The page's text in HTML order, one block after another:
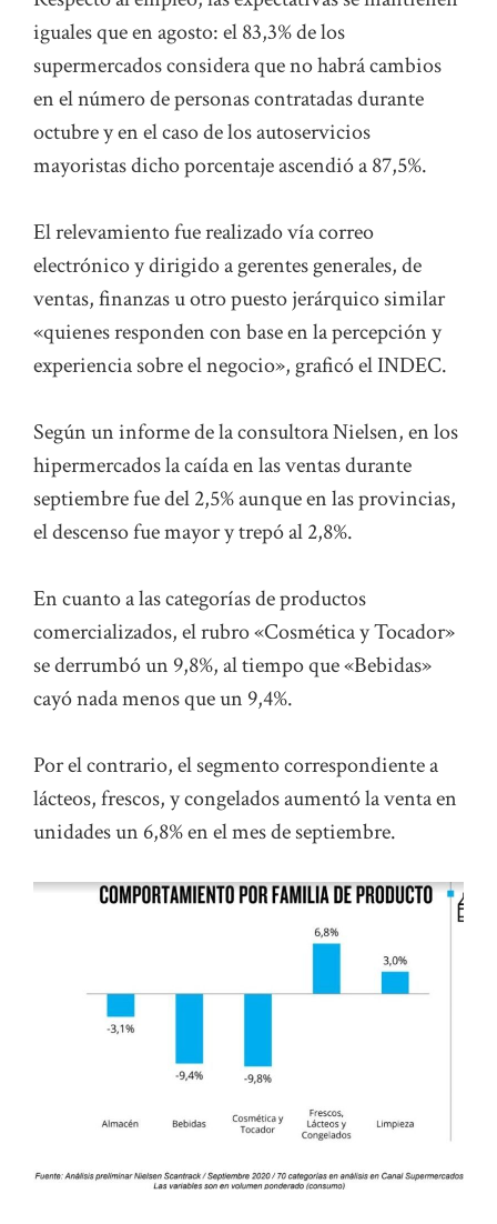
iguales que en agosto: el 83,3% de los
supermercados considera que no habrá cambios
en el número de personas contratadas durante
octubre y en el caso de los autoservicios
mayoristas dicho porcentaje ascendió a 87,5%.
El relevamiento fue realizado vía correo
electrónico y dirigido a gerentes generales, de
ventas, finanzas u otro puesto jerárquico similar
«quienes responden con base en la percepción y
experiencia sobre el negocio», graficó el INDEC.
Según un informe de la consultora Nielsen, en los
hipermercados la caída en las ventas durante
septiembre fue del 2,5% aunque en las provincias,
el descenso fue mayor y trepó al 2,8%.
En cuanto a las categorías de productos
comercializados, el rubro «Cosmética y Tocador»
se derrumbó un 9,8%, al tiempo que «Bebidas»
cayó nada menos que un 9,4%.
Por el contrario, el segmento correspondiente a
lácteos, frescos, y congelados aumentó la venta en
unidades un 6,8% en el mes de septiembre.